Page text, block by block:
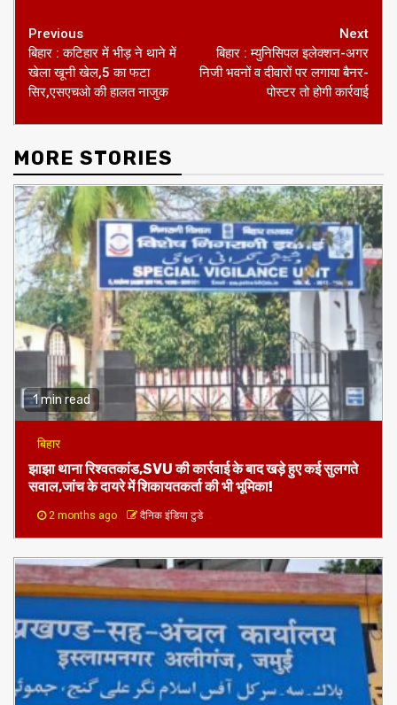
Continue
Reading
Previous
बिहार : कटिहार में भीड़ ने थाने में
खेला खूनी खेल,5 का फटा
सिर,एसएचओ की हालत नाजुक
Next
बिहार : म्युनिसिपल इलेक्शन-अगर
निजी भवनों व दीवारों पर लगाया बैनर-
पोस्टर तो होगी कार्रवाई
MORE STORIES
1 min read
बिहार
झाझा थाना रिश्वतकांड,SVU की कार्रवाई के बाद खड़े हुए कई सुलगते
सवाल,जांच के दायरे में शिकायतकर्ता की भी भूमिका!
2 months ago दैनिक इंडिया टुडे